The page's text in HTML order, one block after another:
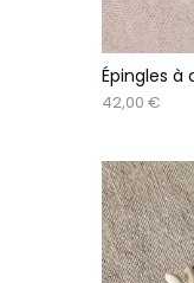
Épingles à
42,00 €